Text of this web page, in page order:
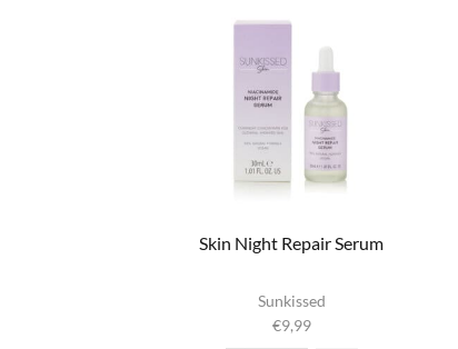
Skin Night Repair Serum
Sunkissed
€9,99